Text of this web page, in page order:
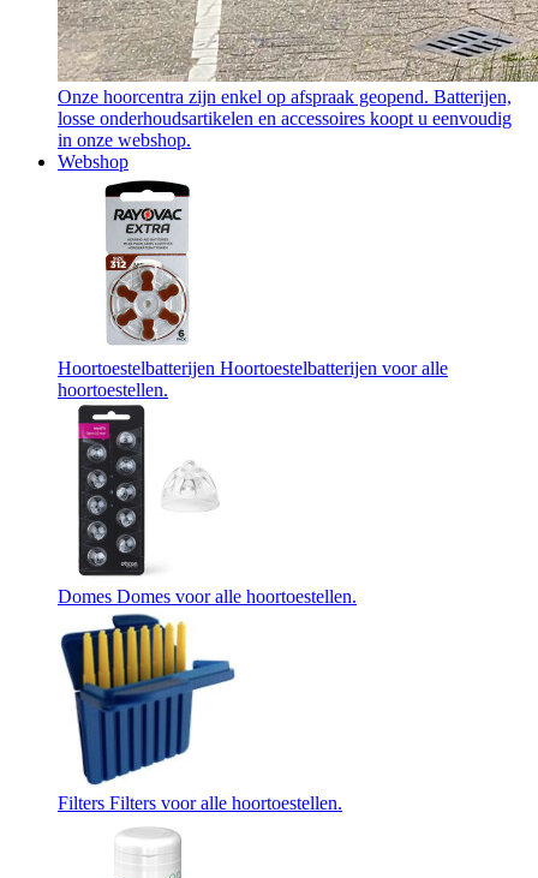
Onze hoorcentra zijn enkel op afspraak geopend. Batterijen,
losse onderhoudsartikelen en accessoires koopt u eenvoudig
in onze webshop.
Webshop
Hoortoestelbatterijen Hoortoestelbatterijen voor alle
hoortoestellen.
Domes Domes voor alle hoortoestellen.
Filters Filters voor alle hoortoestellen.